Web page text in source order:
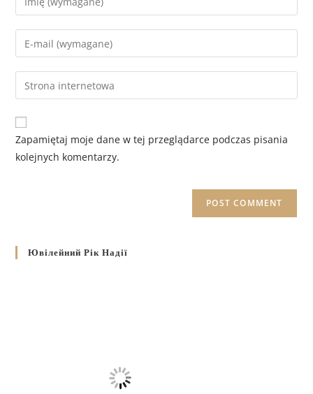
Zapamiętaj moje dane w tej przeglądarce podczas pisania
kolejnych komentarzy.
Ювілейний Рік Надії